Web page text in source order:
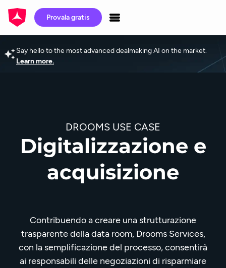
Provala gratis
Say hello to the most advanced dealmaking AI on the market.
Learn more.
DROOMS USE CASE
Digitalizzazione e
acquisizione
Contribuendo a creare una strutturazione
trasparente della data room, Drooms Services,
con la semplificazione del processo, consentirà
ai responsabili delle negoziazioni di risparmiare